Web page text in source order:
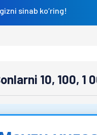
sinab ko‘ring!
10, 100, 1